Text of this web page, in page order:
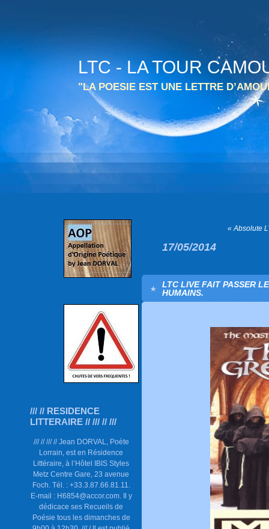
LTC - LA TOUR
"LA POESIE EST UNE LETTRE
/// // RESIDENCE
LITTERAIRE // /// // ///
/// // /// // Jean DORVAL, Poète
Lorrain, est en Résidence
Littéraire, à l’Hôtel IBIS Styles
Metz Centre Gare, 23 avenue
Foch. Tél. : +33.3.87.66.81.11.
E-mail : H6854@accor.com. Il y
dédicace ses Recueils de
Poésie tous les dimanches de
« Absolute
17/05/2014
LTC LIVE FAIT PASSER
HUMAINS.